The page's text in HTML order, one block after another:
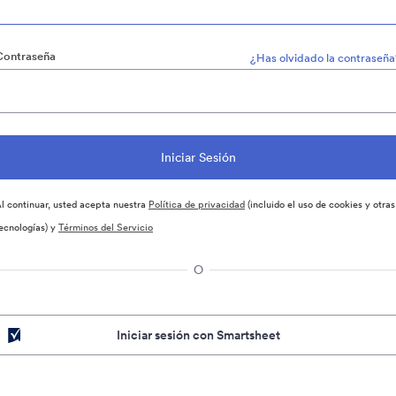
¿Has olvidado la
continuar, usted acepta nuestra Política de privacidad(incluido el uso de cookies y otras
yTérminos del Servicio
O
Iniciar sesión con Smartsheet